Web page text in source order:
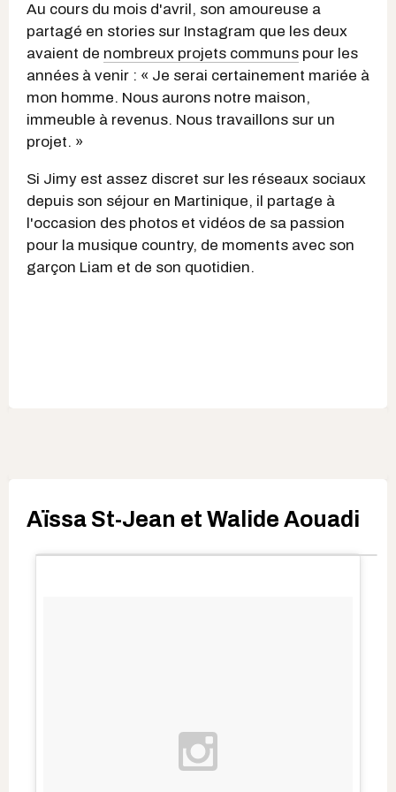
Au cours du mois d'avril, son amoureuse a
partagé en stories sur Instagram que les deux
avaient de nombreux projets communs pour les
années à venir : « Je serai certainement mariée à
mon homme. Nous aurons notre maison,
immeuble à revenus. Nous travaillons sur un
projet. »
Si Jimy est assez discret sur les réseaux sociaux
depuis son séjour en Martinique, il partage à
l'occasion des photos et vidéos de sa passion
pour la musique country, de moments avec son
garçon Liam et de son quotidien.
Aïssa St-Jean et Walide Aouadi